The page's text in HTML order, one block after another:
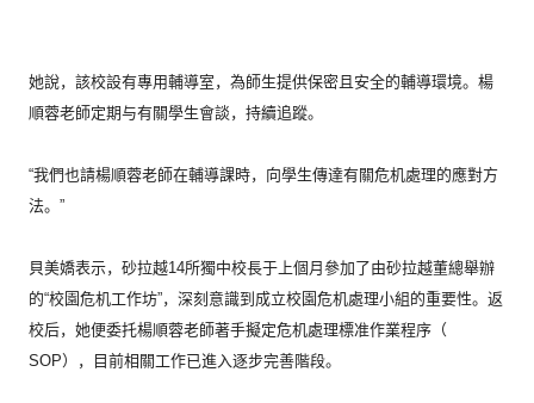
她說，該校設有專用輔導室，為師生提供保密且安全的輔導環境。 楊
順蓉老師定期与有關學生會談，持續追蹤。
“我們也請楊順蓉老師在輔導課時， 向學生傳達有關危机處理的應對方
法。”
貝美嬌表示， 砂拉越14所獨中校長于上個月參加了由砂拉越董總舉辦
的“校園危机工作坊”，深刻意識到成立校園危机處理小組的重要性。 返
校后，她便委托楊順蓉老師著手擬定危机處理標准作業程序（
SOP），目前相關工作已進入逐步完善階段。